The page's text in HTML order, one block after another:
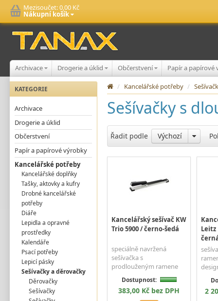
Mezisoučet:0,00 Kč
Nákupní košík
Archivace Drogerie a úklid Občerstvení Papír a
KATEGORIE
Archivace
Drogerie a úklid
Občerstvení
Papír a papírové výrobky
Kancelářské potřeby
Kancelářské doplňky
Tašky, aktovky a kufry
Drobné kancelářské
potřeby
Diáře
Lepidla a opravné
prostředky
Kalendáře
Psací potřeby
Lepicí pásky
Sešívačky a děrovačky
Děrovačky
Sešívačky
/ Kancelářské potřeby /
Sešívačky s
Řadit podle Výchozí
Kancelářský sešívač KW
Trio 5900 / černo-šedá
speciálně navržená
sešívačka s
prodlouženým ramene
Dostupnost:
383,00 Kč bez DPH
Leitz
2